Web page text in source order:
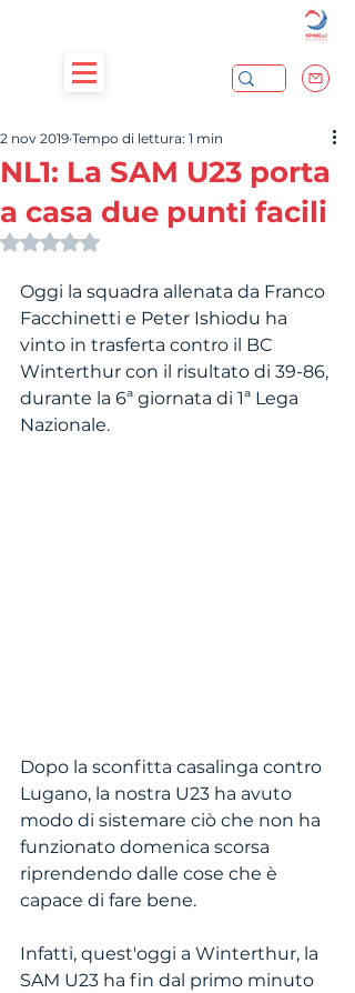
NL1: La SAM U23 porta
a casa due punti facili
2 nov 2019 Tempo di lettura: 1 min
Valutazione NaN stelle su 5.
Oggi la squadra allenata da Franco
Facchinetti e Peter Ishiodu ha
vinto in trasferta contro il BC
Winterthur con il risultato di 39-86,
durante la 6ª giornata di 1ª Lega
Nazionale.
Dopo la sconfitta casalinga contro
Lugano, la nostra U23 ha avuto
modo di sistemare ciò che non ha
funzionato domenica scorsa
riprendendo dalle cose che è
capace di fare bene.
Infatti, quest'oggi a Winterthur, la
SAM U23 ha fin dal primo minuto